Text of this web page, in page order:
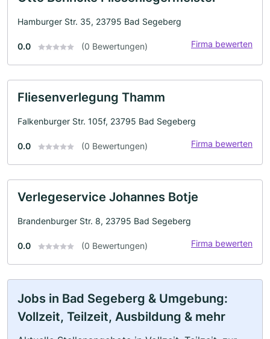
Hamburger Str. 35, 23795 Bad Segeberg
0.0 (0 Bewertungen) Firma bewerten
Fliesenverlegung Thamm
Falkenburger Str. 105f, 23795 Bad Segeberg
0.0 (0 Bewertungen) Firma bewerten
Verlegeservice Johannes Botje
Brandenburger Str. 8, 23795 Bad Segeberg
0.0 (0 Bewertungen) Firma bewerten
Jobs in Bad Segeberg & Umgebung:
Vollzeit, Teilzeit, Ausbildung & mehr